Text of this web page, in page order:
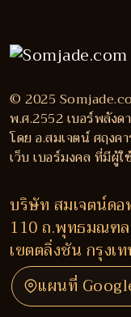
© 2025
พ.ศ.2552 เบอร์พลังด
โดย อ.สมเจตน์ ศฤงค
เว็บ เบอร์มงคล ที่มีผู้
บริษัท สมเจตน์ดอ
110 ถ.พุทธมณฑล
เขตตลิ่งชัน กรุงเ
แผนที่